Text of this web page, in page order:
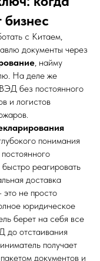
с Китаем,
документы через
, найму
На деле же
без постоянного
и логистов
понимания
реагировать
доставка
это не просто
юридическое
берет на себя все
до отстаивания
получает
документов и